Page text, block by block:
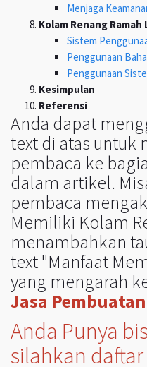
Menjaga
Kolam Renang
Sistem
Penggunaan
Penggunaan
Kesimpulan
Referensi
Anda dapat
text di atas untuk
pembaca ke
dalam artikel.
pembaca
Memiliki Kolam
menambahkan
text "Manfaat
yang mengarah
Jasa
Anda Punya
silahkan